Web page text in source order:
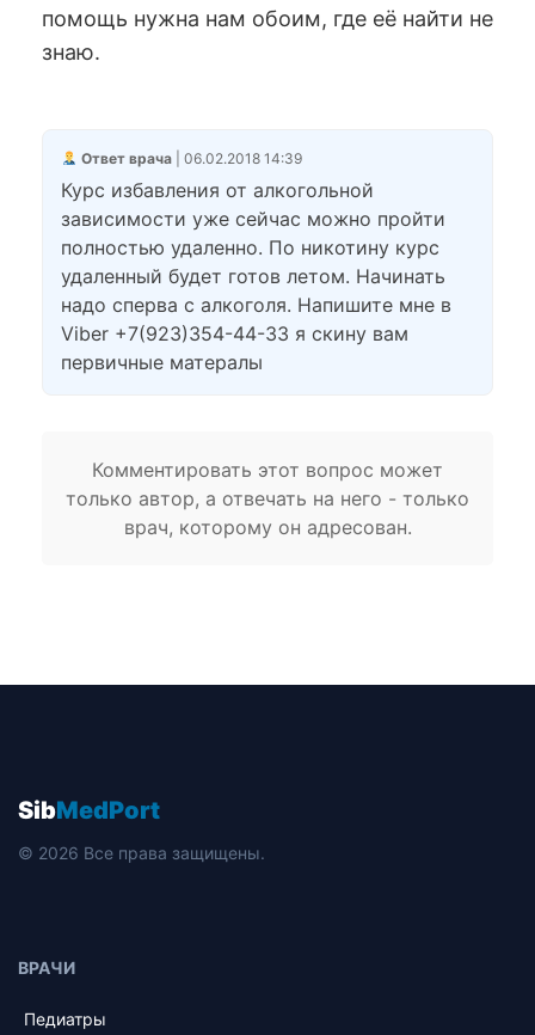
помощь нужна нам обоим, где её найти не
знаю.
Ответ врача| 06.02.2018 14:39
Курс избавления от алкогольной
зависимости уже сейчас можно пройти
полностью удаленно. По никотину курс
удаленный будет готов летом. Начинать
надо сперва с алкоголя. Напишите мне в
Viber +7(923)354-44-33 я скину вам
первичные матералы
Комментировать этот вопрос может
только автор, а отвечать на него - только
врач, которому он адресован.
SibMedPort
© 2026 Все права защищены.
ВРАЧИ
Педиатры